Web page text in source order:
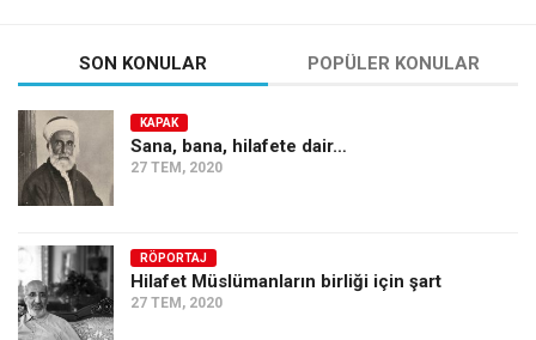
Kategoriler
Kültür Sanat
Kitap
Karisi kitap sualleri
7 soruda bu hafta
Ekonomi
Spor
SON KONULAR POPÜLER KONULAR
KAPAK
Sana, bana, hilafete dair…
27 TEM, 2020
RÖPORTAJ
Hilafet Müslümanların birliği için şart
27 TEM, 2020